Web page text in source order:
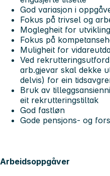
God variasjon i
Fokus på trivsel og
Moglegheit for
Fokus på
Muligheit for
Ved
arb.gjevar skal dekke
delvis) for ein
Bruk av
eit rekrutteringstiltak
God fastløn
Gode pensjons- og
Arbeidsoppgåver